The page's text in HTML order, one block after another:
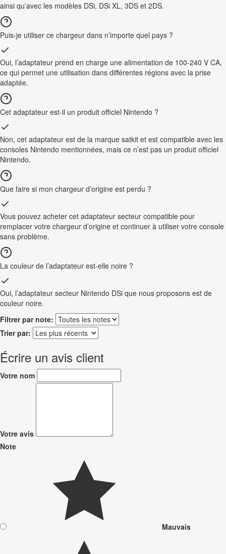
ainsi qu’avec les modèles DSi, DSi XL, 3DS et 2DS.
Puis-je utiliser ce chargeur dans n’importe quel pays ?
Oui, l’adaptateur prend en charge une alimentation de 100-240 V CA,
ce qui permet une utilisation dans différentes régions avec la prise
adaptée.
Cet adaptateur est-il un produit officiel Nintendo ?
Non, cet adaptateur est de la marque satkit et est compatible avec les
consoles Nintendo mentionnées, mais ce n’est pas un produit officiel
Nintendo.
Que faire si mon chargeur d’origine est perdu ?
Vous pouvez acheter cet adaptateur secteur compatible pour
remplacer votre chargeur d’origine et continuer à utiliser votre console
sans problème.
La couleur de l’adaptateur est-elle noire ?
Oui, l’adaptateur secteur Nintendo DSi que nous proposons est de
couleur noire.
Filtrer par note:
Trier par:
Écrire un avis client
Votre nom
Votre avis
Note
Mauvais